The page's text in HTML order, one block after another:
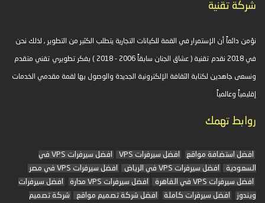
شركة تقنية
نؤمن دائماً أن الإستمرار في القمة للكيانات التجارية يتطلب الكثير من التطوير , لذلك نحن
في 2018 نقدم تقنية ( عشاق الجنان سابقاً 2006 - 2018 ) بفكر تطويري تقني متقدم
ونسعى جاهدين لكتابة الثقافة الإلكترونية الجديدة والوصول بها لقمة مقدمي الخدمات
إقليمياً وعالمياً
روابط تهمك
افضل استضافة مواقع افضل سيرفرات VPS
افضل سيرفرات VPS في
السعودية
افضل سيرفرات VPS في الرياض
افضل سيرفرات VPS في مصر
افضل سيرفرات VPS في القاهرة
افضل سيرفرات VPS مدارة
افضل سيرفرات
ويندوز
افضل سيرفرات كاملة افضل شركة تصميم مواقع
شركة تصميم